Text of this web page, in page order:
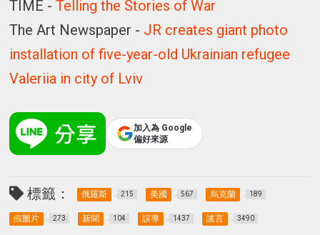
TIME -Telling the Stories of War
The Art Newspaper - JR creates giant photo
installation of five-year-old Ukrainian refugee
Valeriia in city of Lviv
加入為 Google
偏好來源
標籤： 俄羅斯 215 美國 567 烏克蘭 189
假圖片 273 新聞 104 誤導 1437 謠言 3490